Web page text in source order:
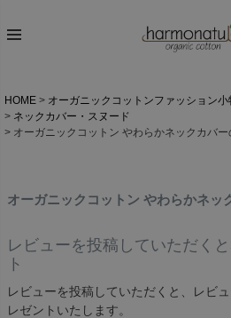
HOME オーガニックコットンファッション小
ネックカバー・スヌード
オーガニックコットン やわらかネックカバー
オーガニックコットン やわらかネッ
レビューを投稿していただく
ト
レビューを投稿していただくと、レビ
レゼントいたします。